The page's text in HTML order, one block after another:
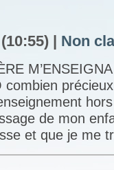
| Non
précieux
de mon
et que je me